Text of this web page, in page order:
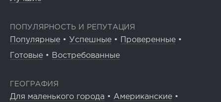
ПОПУЛЯРНОСТЬ И РЕПУТАЦИЯ
Популярные • Успешные • Проверенные •
Готовые • Востребованные
ГЕОГРАФИЯ
Для маленького города • Американские •